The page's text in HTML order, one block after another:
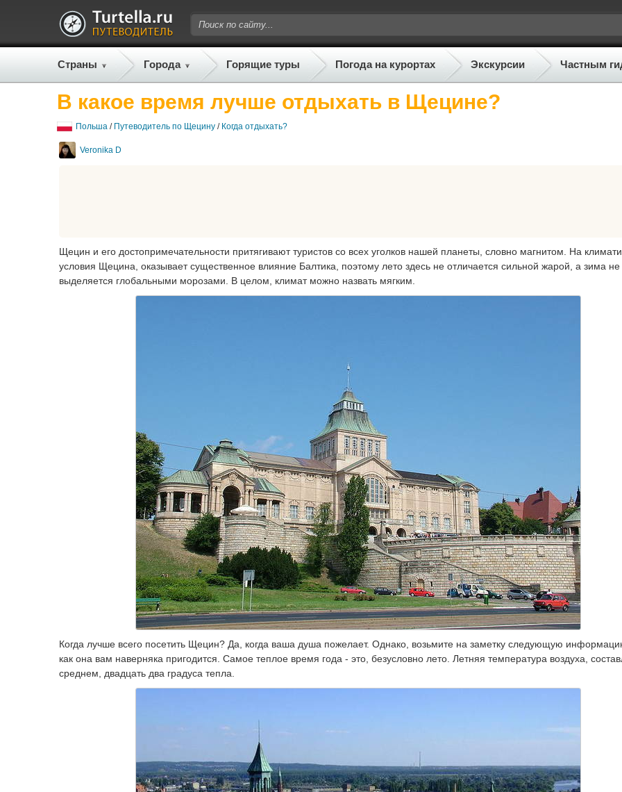
Страны Города Горящие туры Погода на курортах Экскурсии Частным
В какое время лучше отдыхать в Щецине?
Польша / Путеводитель по Щецину / Когда отдыхать?
Veronika D
Щецин и его достопримечательности притягивают туристов со всех уголков нашей планеты, словно магнитом. На
условия Щецина, оказывает существенное влияние Балтика, поэтому лето здесь не отличается сильной жарой, а зима не
выделяется глобальными морозами. В целом, климат можно назвать мягким.
Когда лучше всего посетить Щецин? Да, когда ваша душа пожелает. Однако, возьмите на заметку следующую
как она вам наверняка пригодится. Самое теплое время года - это, безусловно лето. Летняя температура воздуха,
среднем, двадцать два градуса тепла.